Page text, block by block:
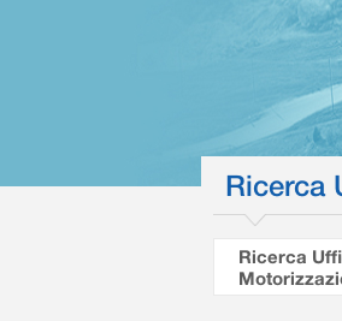
Ricerca
Ricerca